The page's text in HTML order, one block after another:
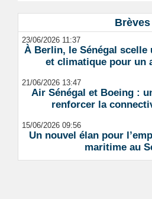
Brèves
23/06/2026 11:37
À Berlin, le Sénégal scelle
et climatique pour un
21/06/2026 13:47
Air Sénégal et Boeing :
renforcer la
15/06/2026 09:56
Un nouvel élan pour
maritime au